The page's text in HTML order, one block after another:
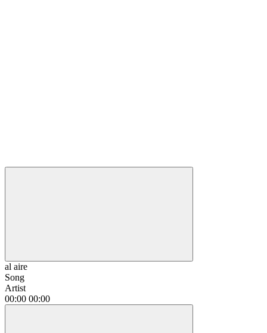
al aire
Song
Artist
00:00 00:00